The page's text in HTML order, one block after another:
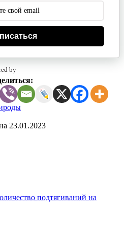
by
23.01.2023
подтягиваний на